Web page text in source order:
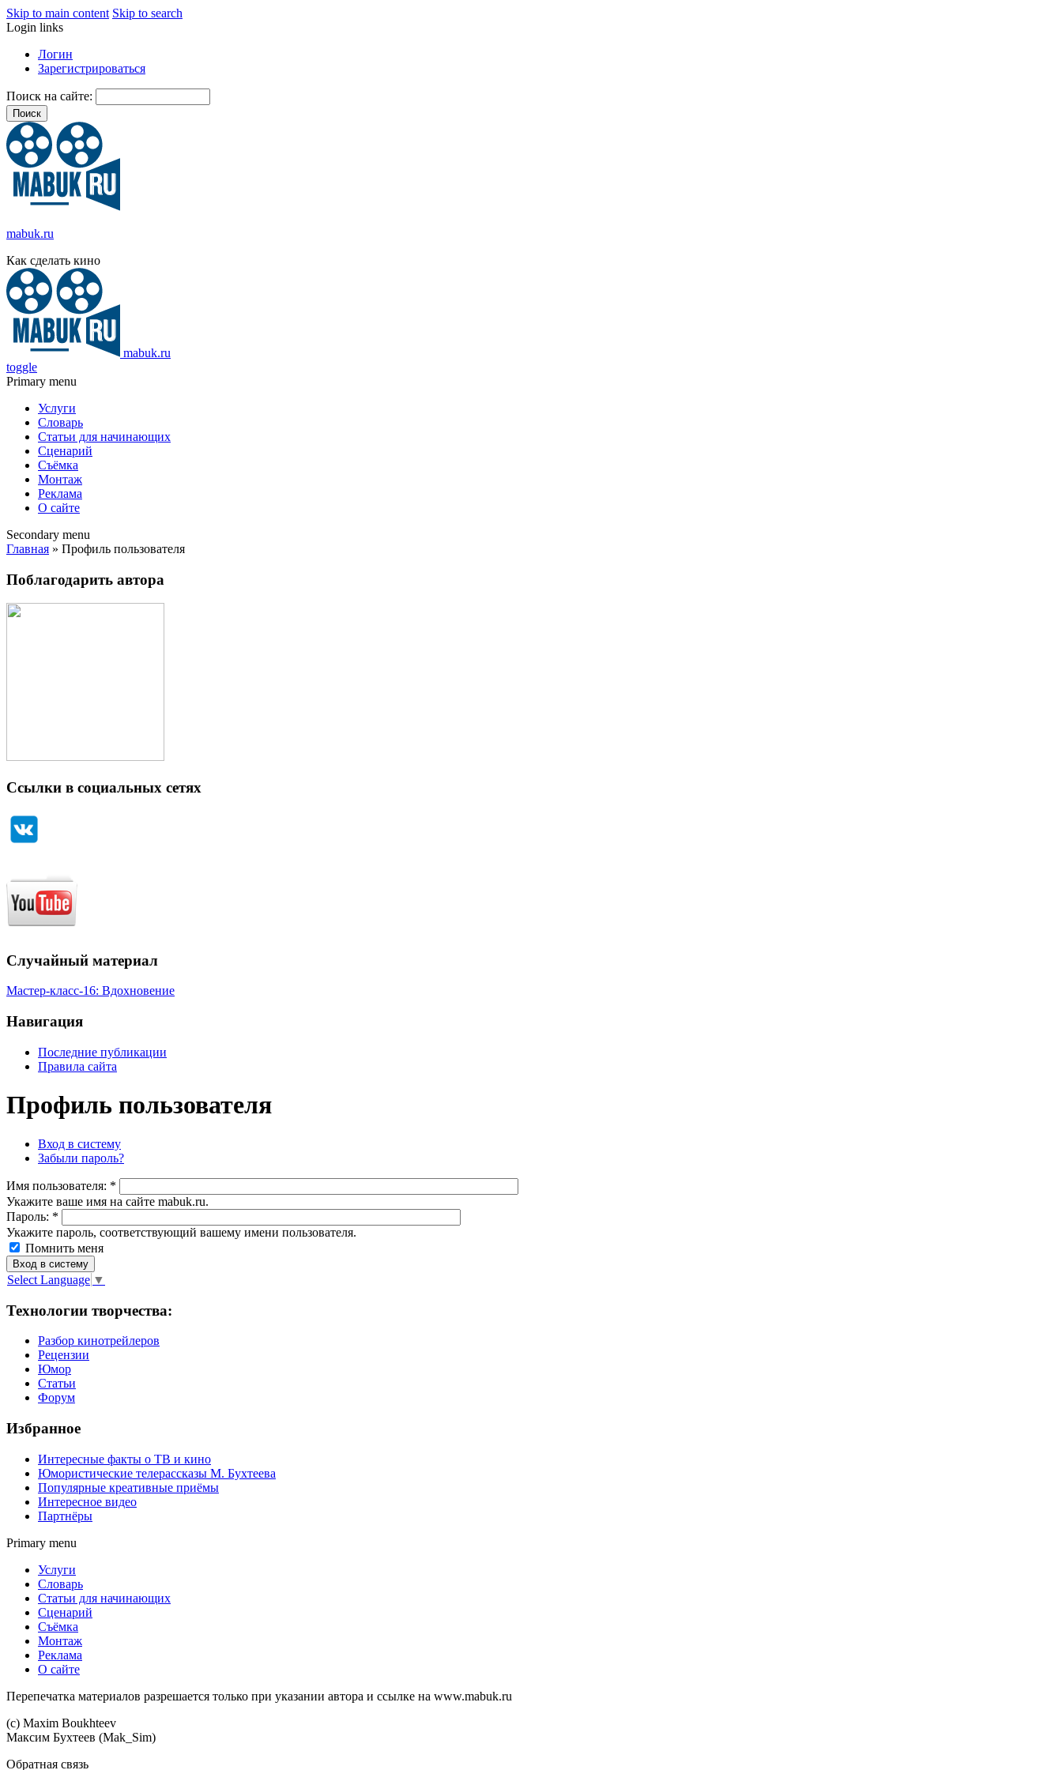
Skip to main content Skip to search
Login links
Логин
Зарегистрироваться
Поиск на сайте:
mabuk.ru
Как сделать кино
mabuk.ru
toggle
Primary menu
Услуги
Словарь
Статьи для начинающих
Сценарий
Съёмка
Монтаж
Реклама
О сайте
Secondary menu
Главная » Профиль пользователя
Поблагодарить автора
Ссылки в социальных сетях
Случайный материал
Мастер-класс-16: Вдохновение
Навигация
Последние публикации
Правила сайта
Профиль пользователя
Вход в систему
Забыли пароль?
Имя пoльзовaтeля: *
Укажите ваше имя на сайте mabuk.ru.
Пароль: *
Укажите пароль, соответствующий вашему имени пользователя.
Помнить меня
Select Language ▼
Технологии творчества:
Разбор кинотрейлеров
Рецензии
Юмор
Статьи
Форум
Избранное
Интересные факты о ТВ и кино
Юмористические телерассказы М. Бухтеева
Популярные креативные приёмы
Интересное видео
Партнёры
Primary menu
Услуги
Словарь
Статьи для начинающих
Сценарий
Съёмка
Монтаж
Реклама
О сайте
Перепечатка материалов разрешается только при указании автора и ссылке на www.mabuk.ru
(c) Maхim Boukhteev
Максим Бухтеев (Mak_Sim)
Обратная связь